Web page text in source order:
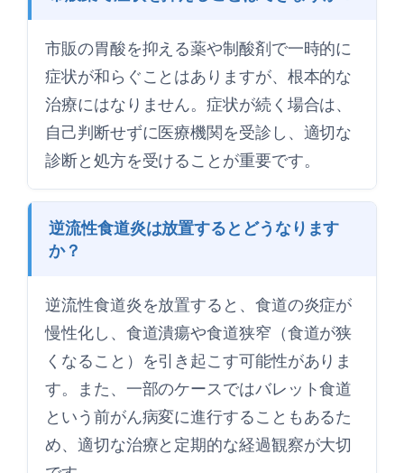
市販の胃酸を抑える薬や制酸剤で一時的に
症状が和らぐことはありますが、根本的な
治療にはなりません。症状が続く場合は、
自己判断せずに医療機関を受診し、適切な
診断と処方を受けることが重要です。
逆流性食道炎は放置するとどうなります
か？
逆流性食道炎を放置すると、食道の炎症が
慢性化し、食道潰瘍や食道狭窄（食道が狭
くなること）を引き起こす可能性がありま
す。また、一部のケースではバレット食道
という前がん病変に進行することもあるた
め、適切な治療と定期的な経過観察が大切